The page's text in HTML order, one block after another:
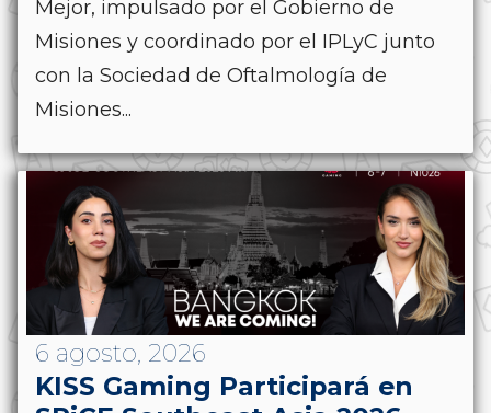
Mejor, impulsado por el Gobierno de
Misiones y coordinado por el IPLyC junto
con la Sociedad de Oftalmología de
Misiones...
6 agosto, 2026
KISS Gaming Participará en